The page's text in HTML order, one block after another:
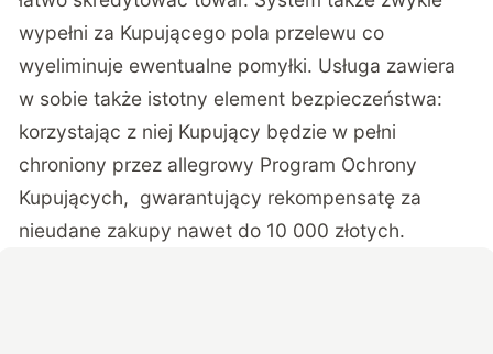
wypełni za Kupującego pola przelewu co
wyeliminuje ewentualne pomyłki. Usługa zawiera
w sobie także istotny element bezpieczeństwa:
korzystając z niej Kupujący będzie w pełni
chroniony przez allegrowy Program Ochrony
Kupujących, gwarantujący rekompensatę za
nieudane zakupy nawet do 10 000 złotych.